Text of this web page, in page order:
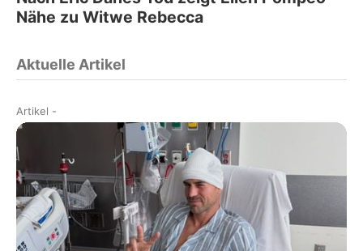
Nähe zu Witwe Rebecca
Aktuelle Artikel
Artikel -